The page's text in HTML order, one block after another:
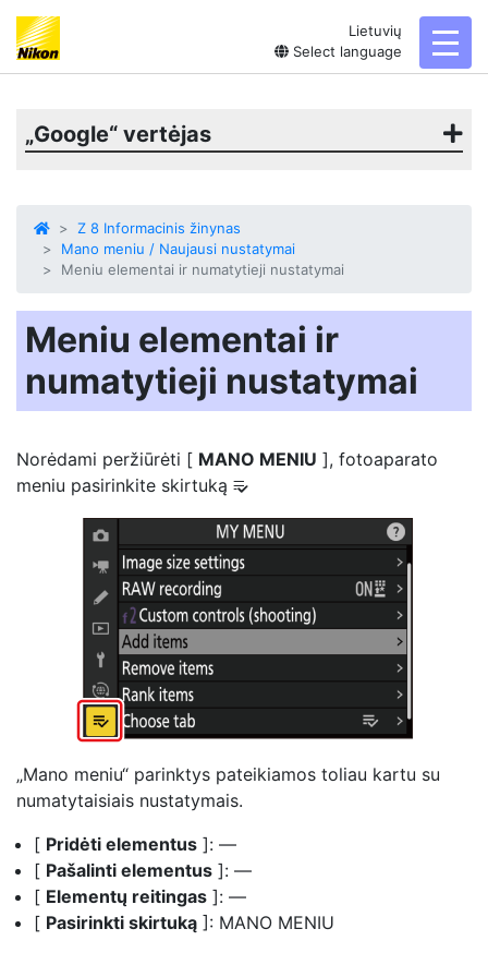
Lietuvių
Select language
„Google“ vertėjas
Z 8 Informacinis žinynas
Mano meniu / Naujausi nustatymai
Meniu elementai ir numatytieji nustatymai
Meniu elementai ir
numatytieji nustatymai
Norėdami peržiūrėti [ MANO MENIU ], fotoaparato
meniu pasirinkite skirtuką O
„Mano meniu“ parinktys pateikiamos toliau kartu su
numatytaisiais nustatymais.
[ Pridėti elementus ]: —
[ Pašalinti elementus ]: —
[ Elementų reitingas ]: —
[ Pasirinkti skirtuką ]: MANO MENIU